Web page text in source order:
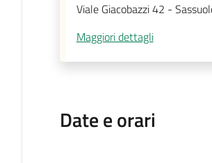
Viale Giacobazzi 42 -
Maggiori dettagli
Date e orari